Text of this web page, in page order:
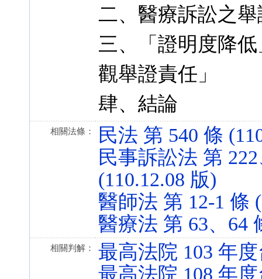
二、醫療訴訟之
三、「證明度降
觀舉證責任」
肆、結論
相關法條：
民法 第 540 條
民事訴訟法 第
(110.12.08 版)
醫師法 第 12-1 條
醫療法 第 63、64
相關判解：
最高法院 103 年
最高法院 108 年